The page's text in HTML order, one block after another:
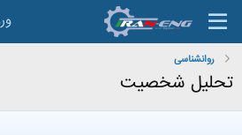
روانشناسی
تحلیل شخصیت